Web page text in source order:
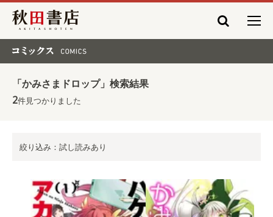
秋田書店
「かみさまドロップ」検索結果
2件見つかりました
絞り込み：試し読みあり